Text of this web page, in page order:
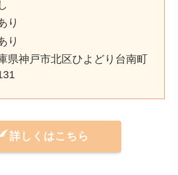
り
り
県神戸市北区ひよどり台南町
詳しくはこちら